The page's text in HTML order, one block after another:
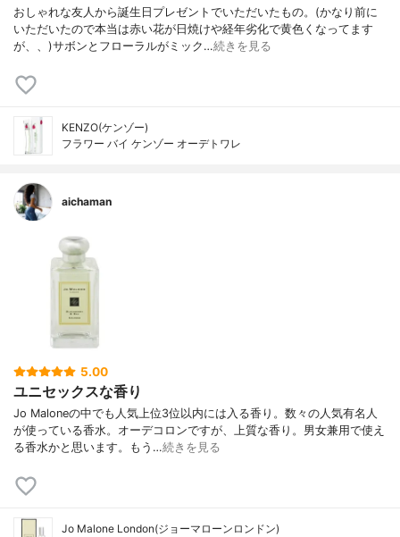
おしゃれな友人から誕生日プレゼントでいただいたもの。(かなり前に
いただいたので本当は赤い花が日焼けや経年劣化で黄色くなってます
が、、)サボンとフローラルがミック…続きを見る
KENZO(ケンゾー)
フラワー バイ ケンゾー オーデトワレ
aichaman
5.00
ユニセックスな香り
Jo Maloneの中でも人気上位3位以内には入る香り。数々の人気有名人
が使っている香水。オーデコロンですが、上質な香り。男女兼用で使え
る香水かと思います。もう…続きを見る
Jo Malone London(ジョーマローンロンドン)